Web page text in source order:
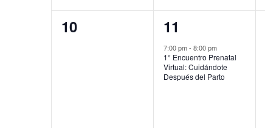
0
10
1
evento,
11
7:00 pm- 8:00 pm
1° Encuentro Prenatal
Virtual: Cuidándote
Después del Parto